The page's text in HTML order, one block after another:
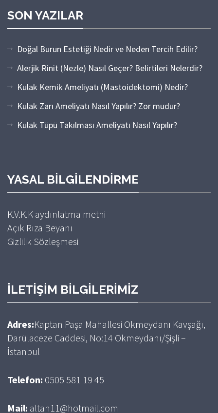
SON YAZILAR
Doğal Burun Estetiği Nedir ve Neden Tercih Edilir?
Alerjik Rinit (Nezle) Nasıl Geçer? Belirtileri Nelerdir?
Kulak Kemik Ameliyatı (Mastoidektomi) Nedir?
Kulak Zarı Ameliyatı Nasıl Yapılır? Zor mudur?
Kulak Tüpü Takılması Ameliyatı Nasıl Yapılır?
YASAL BILGILENDIRME
K.V.K.K aydınlatma metni
Açık Rıza Beyanı
Gizlilik Sözleşmesi
İLETIŞIM BILGILERIMIZ
Adres:Kaptan Paşa Mahallesi Okmeydanı Kavşağı,
Darülaceze Caddesi, No:14 Okmeydanı/Şişli –
İstanbul
Telefon: 0505 581 19 45
Mail: altan11@hotmail.com